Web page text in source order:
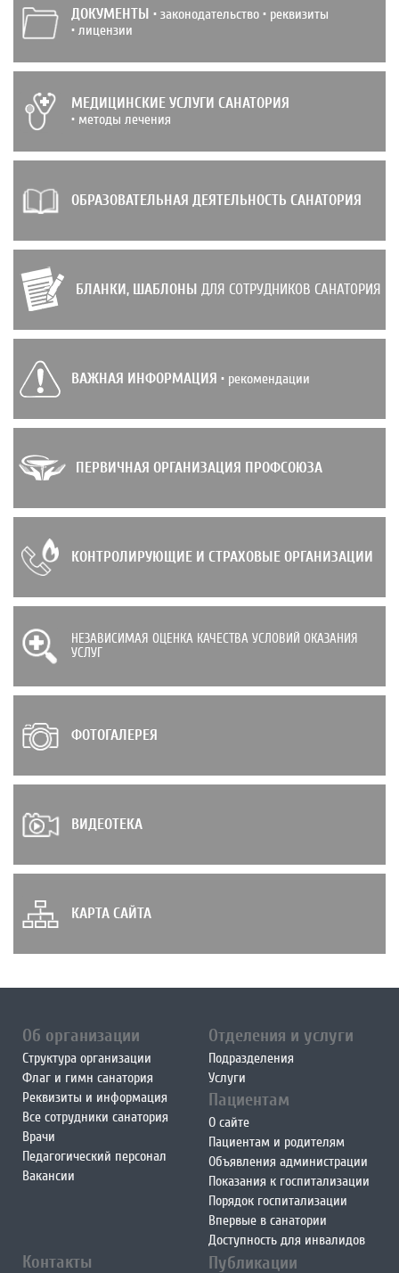
ДОКУМЕНТЫ • законодательство • реквизиты
• лицензии
МЕДИЦИНСКИЕ УСЛУГИ САНАТОРИЯ
• методы лечения
ОБРАЗОВАТЕЛЬНАЯ ДЕЯТЕЛЬНОСТЬ САНАТОРИЯ
БЛАНКИ, ШАБЛОНЫ ДЛЯ СОТРУДНИКОВ САНАТОРИЯ
ВАЖНАЯ ИНФОРМАЦИЯ • рекомендации
ПЕРВИЧНАЯ ОРГАНИЗАЦИЯ ПРОФСОЮЗА
КОНТРОЛИРУЮЩИЕ И СТРАХОВЫЕ ОРГАНИЗАЦИИ
НЕЗАВИСИМАЯ ОЦЕНКА КАЧЕСТВА УСЛОВИЙ ОКАЗАНИЯ
УСЛУГ
ФОТОГАЛЕРЕЯ
ВИДЕОТЕКА
КАРТА САЙТА
Об организации
Структура организации
Флаг и гимн санатория
Реквизиты и информация
Все сотрудники санатория
Врачи
Педагогический персонал
Вакансии
Отделения и услуги
Подразделения
Услуги
Пациентам
О сайте
Пациентам и родителям
Объявления администрации
Показания к госпитализации
Порядок госпитализации
Впервые в санатории
Доступность для инвалидов
Контакты Публикации